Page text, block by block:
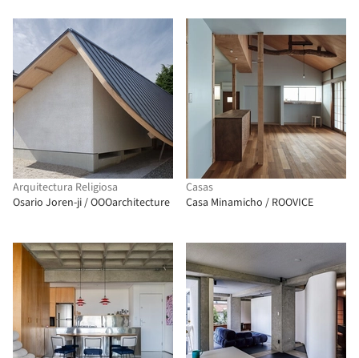
Arquitectura Religiosa
Osario Joren-ji / OOOarchitecture
Casas
Casa Minamicho / ROOVICE